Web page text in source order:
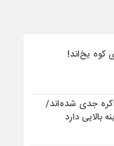
کوه یخ‌اند!
جدی شده‌اند/
بالایی دارد